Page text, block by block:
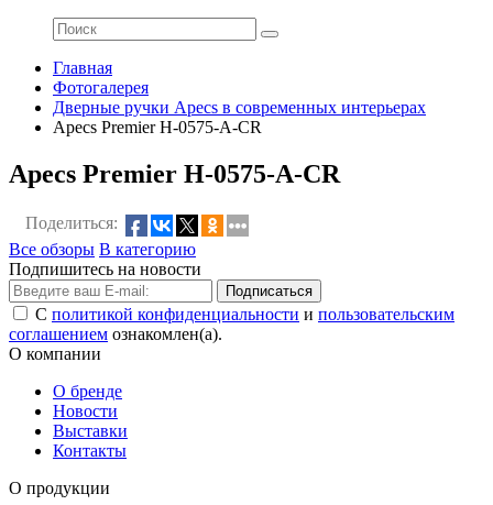
Главная
Фотогалерея
Дверные ручки Apecs в современных интерьерах
Apecs Premier H-0575-A-CR
Apecs Premier H-0575-A-CR
Поделиться:
Все обзоры В категорию
Подпишитесь на новости
Подписаться
С политикой конфиденциальности и пользовательским
соглашением ознакомлен(а).
О компании
О бренде
Новости
Выставки
Контакты
О продукции